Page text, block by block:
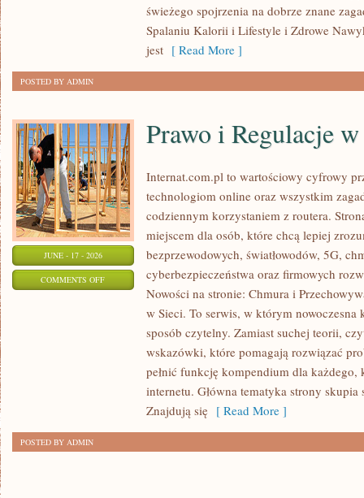
ODCHUDZANIU
świeżego spojrzenia na dobrze znane
Spalaniu Kalorii i Lifestyle i Zdrowe
jest [ Read More ]
POSTED BY ADMIN
JUNE - 17 - 2026
COMMENTS OFFON
REGULACJE
INTERNECIE
Prawo i Regulacje
Internat.com.pl to wartościowy cyfrowy
technologiom online oraz wszystkim
codziennym korzystaniem z routera.
miejscem dla osób, które chcą lepiej
bezprzewodowych, światłowodów, 5G,
cyberbezpieczeństwa oraz firmowych
Nowości na stronie: Chmura i
w Sieci. To serwis, w którym nowoczesna
sposób czytelny. Zamiast suchej teorii,
wskazówki, które pomagają rozwiązać
pełnić funkcję kompendium dla
internetu. Główna tematyka strony
Znajdują się [ Read More ]
POSTED BY ADMIN